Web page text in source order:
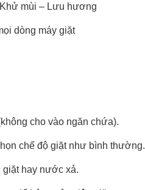
mùi – Lưu hương
dòng máy giặt
cho vào ngăn chứa).
chế độ giặt như bình thường.
giặt hay nước xả.